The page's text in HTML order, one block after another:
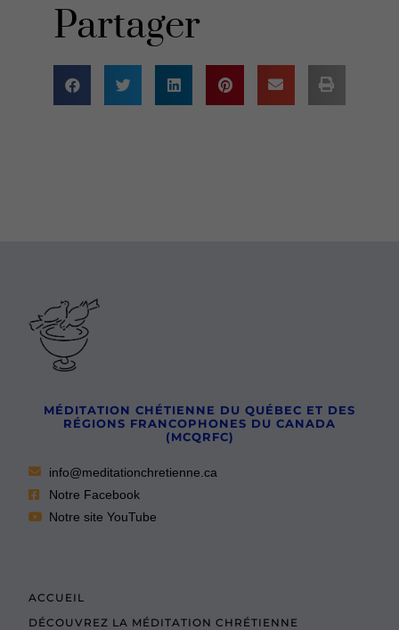
Partager
MÉDITATION CHÉTIENNE DU QUÉBEC ET DES
RÉGIONS FRANCOPHONES DU CANADA
(MCQRFC)
info@meditationchretienne.ca
Notre Facebook
Notre site YouTube
ACCUEIL
DÉCOUVREZ LA MÉDITATION CHRÉTIENNE